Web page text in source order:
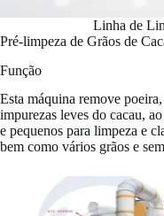
Linha de
Pré-limpeza de Grãos de
Função
Esta máquina remove
impurezas leves do cacau,
e pequenos para limpeza e
bem como vários grãos e